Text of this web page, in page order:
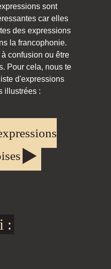
sont
car elles
des expressions
la francophonie.
confusion ou être
Pour cela, nous te
d'expressions
illustrées :
: